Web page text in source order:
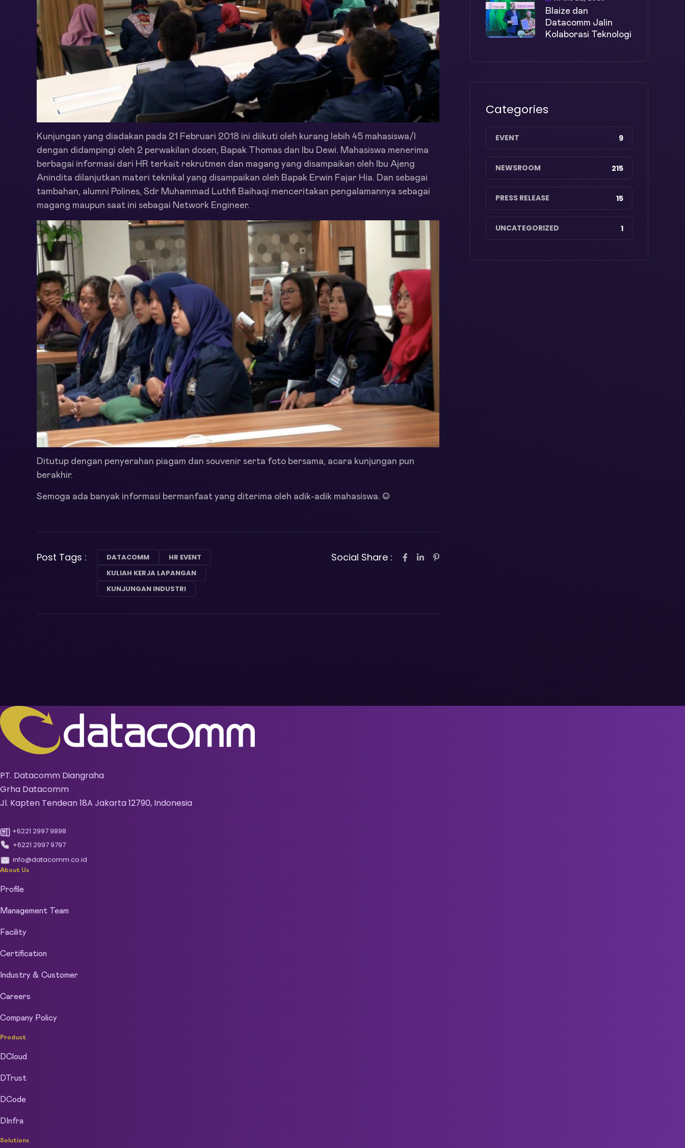
Kunjungan yang diadakan pada 21 Februari 2018 ini diikuti oleh kurang lebih 45 mahasiswa/I
dengan didampingi oleh 2 perwakilan dosen, Bapak Thomas dan Ibu Dewi. Mahasiswa menerima
berbagai informasi dari HR terkait rekrutmen dan magang yang disampaikan oleh Ibu Ajeng
Anindita dilanjutkan materi teknikal yang disampaikan oleh Bapak Erwin Fajar Hia. Dan sebagai
tambahan, alumni Polines, Sdr Muhammad Luthfi Baihaqi menceritakan pengalamannya sebagai
magang maupun saat ini sebagai Network Engineer.
Ditutup dengan penyerahan piagam dan souvenir serta foto bersama, acara kunjungan pun
berakhir.
Semoga ada banyak informasi bermanfaat yang diterima oleh adik-adik mahasiswa. ☺
Post Tags : DATACOMM
HR EVENT
KULIAH KERJA LAPANGAN
KUNJUNGAN INDUSTRI
Social Share :
Blaize dan
Datacomm Jalin
Kolaborasi Teknologi
Categories
EVENT 9
NEWSROOM 215
PRESS RELEASE 15
UNCATEGORIZED 1
PT. Datacomm Diangraha
Grha Datacomm
Jl. Kapten Tendean 18A Jakarta 12790, Indonesia
+6221 2997 9898
+6221 2997 9797
info@datacomm.co.id
About Us
Profile
Management Team
Facility
Certification
Industry & Customer
Careers
Company Policy
Product
DCloud
DTrust
DCode
DInfra
Solutions